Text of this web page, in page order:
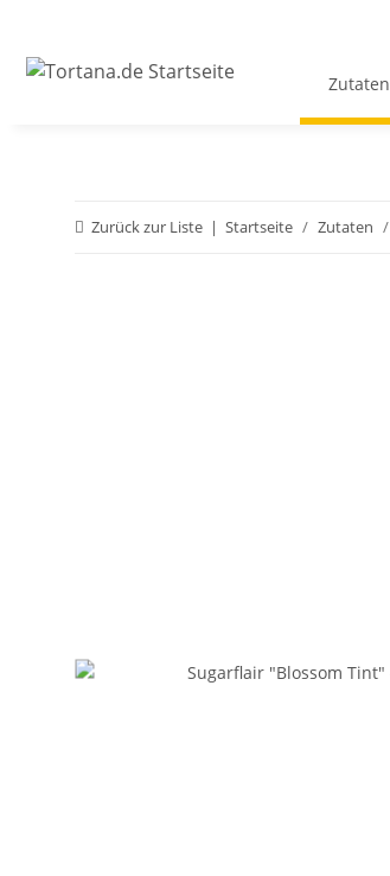
Zutaten
Zurück zur Liste Startseite Zutaten